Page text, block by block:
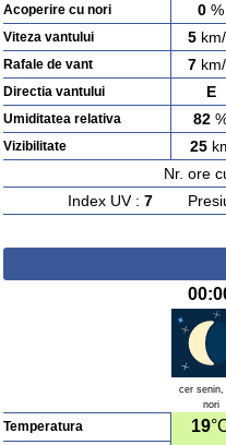
Acoperire cu nori 0 %
Viteza vantului 5
Rafale de vant 7
Directia vantului E
Umiditatea relativa 82
Vizibilitate 25
Nr. ore
Index UV : 7
cer senin,
nori
Temperatura 19